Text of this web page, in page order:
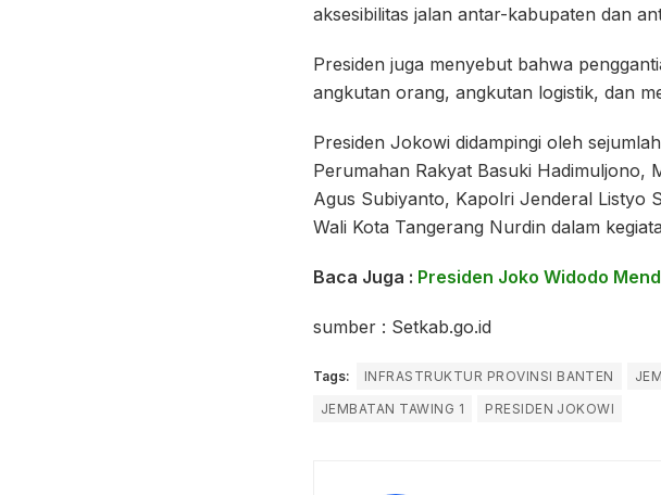
aksesibilitas jalan antar-kabupaten dan
Presiden juga menyebut bahwa
angkutan orang, angkutan logistik, dan
Presiden Jokowi didampingi oleh
Perumahan Rakyat Basuki Hadimuljono,
Agus Subiyanto, Kapolri Jenderal Listyo
Wali Kota Tangerang Nurdin dalam
Baca Juga : Presiden Joko Widodo
sumber : Setkab.go.id
Tags: INFRASTRUKTUR PROVINSI BANTEN
JEMBATAN TAWING 1
PRESIDEN JOKOWI